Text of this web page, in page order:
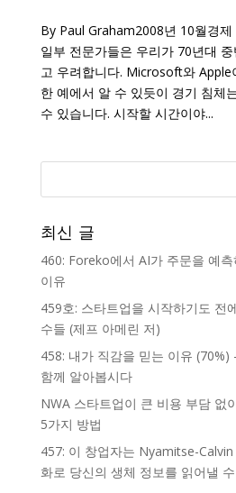
By Paul Graham2008년 10월경
일부 전문가들은 우리가 70년대
고 우려합니다. Microsoft와 Apple
한 예에서 알 수 있듯이 경기 침체
수 있습니다. 시작할 시간이야...
최신 글
460: Foreko에서 AI가 주문을 예
이유
459호: 스타트업을 시작하기도 전
수들 (제프 아메린 저)
458: 내가 직감을 믿는 이유 (70%)
함께 알아봅시다
NWA 스타트업이 큰 비용 부담 없
5가지 방법
457: 이 창업자는 Nyamitse-
화로 당신의 생체 정보를 읽어낼